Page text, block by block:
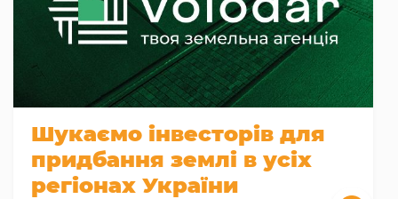
Шукаємо інвесторів для
придбання землі в усіх
регіонах України